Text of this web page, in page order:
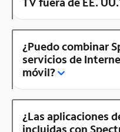
¿Puedo combinar
servicios de
móvil?
¿Las aplicaciones